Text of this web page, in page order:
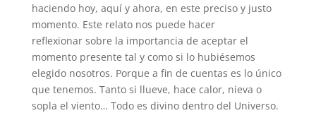
haciendo hoy, aquí y ahora, en este preciso y justo
momento. Este relato nos puede hacer
reflexionar sobre la importancia de aceptar el
momento presente tal y como si lo hubiésemos
elegido nosotros. Porque a fin de cuentas es lo único
que tenemos. Tanto si llueve, hace calor, nieva o
sopla el viento… Todo es divino dentro del Universo.